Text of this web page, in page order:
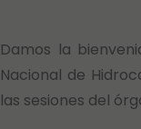
Damos la
Nacional de
las sesiones del